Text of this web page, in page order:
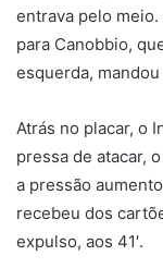
entrava pelo
para Canobbio,
esquerda,
Atrás no placar, o
pressa de atacar,
a pressão
recebeu dos
expulso, aos 41′.